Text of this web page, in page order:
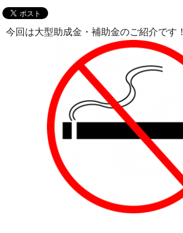
今回は大型助成金・補助金のご紹介です！